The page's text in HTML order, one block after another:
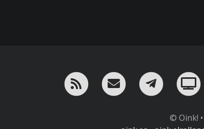
RSS ¡Mándame un
© Oink!